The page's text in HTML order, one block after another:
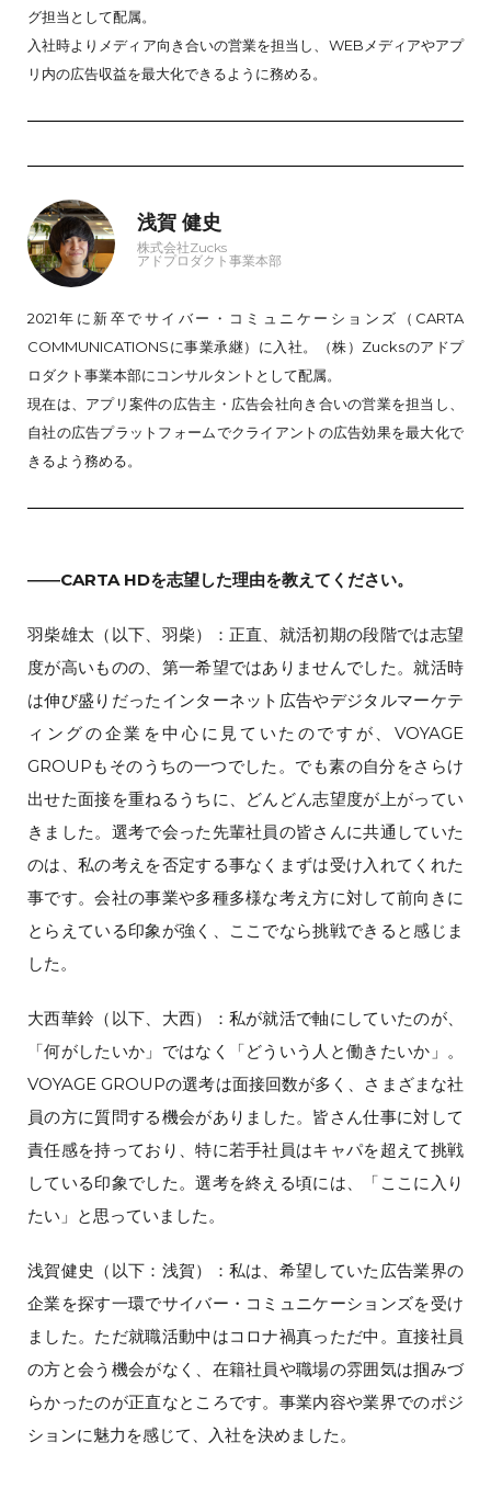
グ担当として配属。
入社時よりメディア向き合いの営業を担当し、WEBメディアやアプ
リ内の広告収益を最大化できるように務める。
浅賀 健史
株式会社Zucks
アドプロダクト事業本部
2021年に新卒でサイバー・コミュニケーションズ（CARTA
COMMUNICATIONSに事業承継）に入社。（株）Zucksのアドプ
ロダクト事業本部にコンサルタントとして配属。
現在は、アプリ案件の広告主・広告会社向き合いの営業を担当し、
自社の広告プラットフォームでクライアントの広告効果を最大化で
きるよう務める。
――CARTA HDを志望した理由を教えてください。
羽柴雄太（以下、羽柴）：正直、就活初期の段階では志望
度が高いものの、第一希望ではありませんでした。就活時
は伸び盛りだったインターネット広告やデジタルマーケテ
ィングの企業を中心に見ていたのですが、VOYAGE
GROUPもそのうちの一つでした。でも素の自分をさらけ
出せた面接を重ねるうちに、どんどん志望度が上がってい
きました。選考で会った先輩社員の皆さんに共通していた
のは、私の考えを否定する事なくまずは受け入れてくれた
事です。会社の事業や多種多様な考え方に対して前向きに
とらえている印象が強く、ここでなら挑戦できると感じま
した。
大西華鈴（以下、大西）：私が就活で軸にしていたのが、
「何がしたいか」ではなく「どういう人と働きたいか」。
VOYAGE GROUPの選考は面接回数が多く、さまざまな社
員の方に質問する機会がありました。皆さん仕事に対して
責任感を持っており、特に若手社員はキャパを超えて挑戦
している印象でした。選考を終える頃には、「ここに入り
たい」と思っていました。
浅賀健史（以下：浅賀）：私は、希望していた広告業界の
企業を探す一環でサイバー・コミュニケーションズを受け
ました。ただ就職活動中はコロナ禍真っただ中。直接社員
の方と会う機会がなく、在籍社員や職場の雰囲気は掴みづ
らかったのが正直なところです。事業内容や業界でのポジ
ションに魅力を感じて、入社を決めました。